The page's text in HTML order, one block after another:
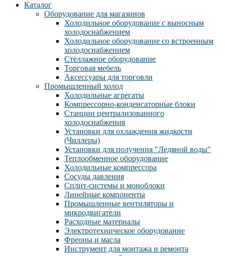
Каталог
Оборудование для магазинов
Холодильное оборудование с выносным
холодоснабжением
Холодильное оборудование со встроенным
холодоснабжением
Стеллажное оборудование
Торговая мебель
Аксессуары для торговли
Промышленный холод
Холодильные агрегаты
Компрессорно-конденсаторные блоки
Станции централизованного
холодоснабжения
Установки для охлаждения жидкости
(Чиллеры)
Установки для получения "Ледяной воды"
Теплообменное оборудование
Холодильные компрессора
Сосуды давления
Cплит-системы и моноблоки
Линейные компоненты
Промышленные вентиляторы и
микродвигатели
Расходные материалы
Электротехническое оборудование
Фреоны и масла
Инструмент для монтажа и ремонта